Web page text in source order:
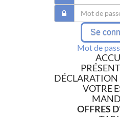
Se
Mot de
DÉCLARATION
VOTRE
OFFRES